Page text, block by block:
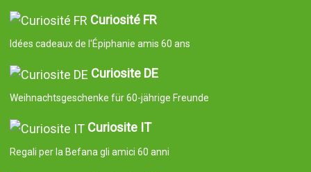
Curiosité FR
Idées cadeaux de l'Épiphanie amis 60 ans
Curiosite DE
Weihnachtsgeschenke für 60-jährige Freunde
Curiosite IT
Regali per la Befana gli amici 60 anni